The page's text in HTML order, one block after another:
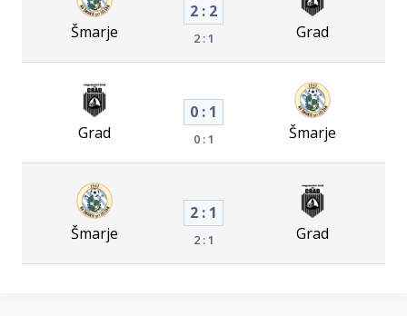
Šmarje
2 : 2
2 : 1 Grad
Grad
0 : 1
0 : 1 Šmarje
Šmarje
2 : 1
2 : 1 Grad